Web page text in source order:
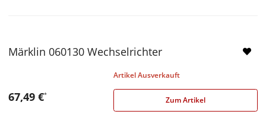
Märklin 060130 Wechselrichter
Artikel Ausverkauft
67,49 €*
Zum Artikel